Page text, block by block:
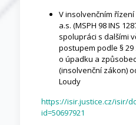
V insolvenčním řízení
a.s. (MSPH 98 INS
spolupráci s dalšími
postupem podle § 29
o úpadku a
(insolvenční zákon)
Loudy
https://isir.justice.cz/isir/
id=50697921